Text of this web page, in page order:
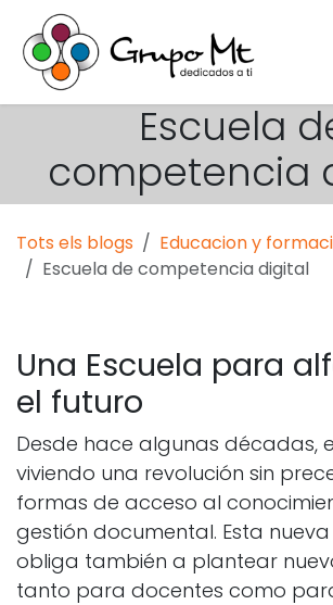
Skip to Content
Escuela
competencia
Tots els blogs
Educacion y
Escuela de competencia digital
Una Escuela para
el futuro
Desde hace algunas décadas,
viviendo una revolución sin
formas de acceso al
gestión documental. Esta
obliga también a plantear
tanto para docentes como